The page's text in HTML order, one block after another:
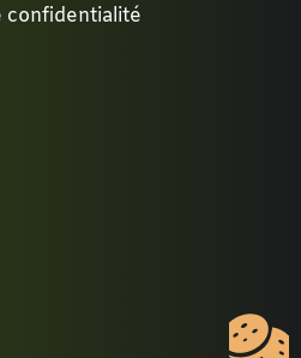
confidentialité